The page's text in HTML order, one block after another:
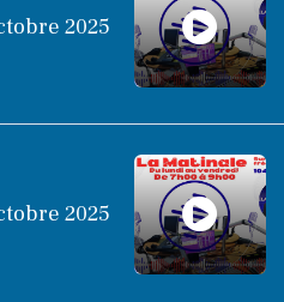
2025
2025